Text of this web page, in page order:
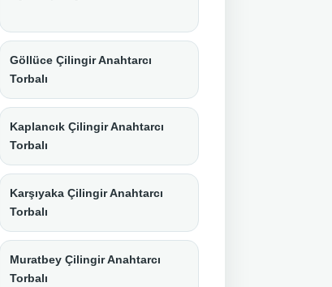
Göllüce Çilingir Anahtarcı
Torbalı
Kaplancık Çilingir Anahtarcı
Torbalı
Karşıyaka Çilingir Anahtarcı
Torbalı
Muratbey Çilingir Anahtarcı
Torbalı